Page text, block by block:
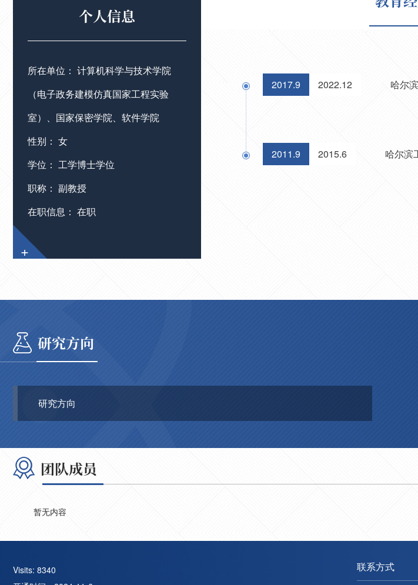
个人信息
所在单位： 计算机科学与技术学院
（电子政务建模仿真国家工程实验
室）、国家保密学院、软件学院
性别： 女
学位： 工学博士学位
职称： 副教授
在职信息： 在职
+
2017.9 2022.12 哈尔
2011.9 2015.6 哈尔滨
研究方向
研究方向
团队成员
暂无内容
Visits: 8340
联系方式